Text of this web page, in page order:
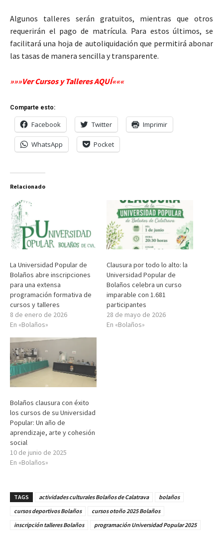
Algunos talleres serán gratuitos, mientras que otros
requerirán el pago de matrícula. Para estos últimos, se
facilitará una hoja de autoliquidación que permitirá abonar
las tasas de manera sencilla y transparente.
»»»Ver Cursos y Talleres AQUÍ«««
Comparte esto:
Facebook Twitter Imprimir
WhatsApp Pocket
Relacionado
La Universidad Popular de
Bolaños abre inscripciones
para una extensa
programación formativa de
cursos y talleres
8 de enero de 2026
En «Bolaños»
Clausura por todo lo alto: la
Universidad Popular de
Bolaños celebra un curso
imparable con 1.681
participantes
28 de mayo de 2026
En «Bolaños»
Bolaños clausura con éxito
los cursos de su Universidad
Popular: Un año de
aprendizaje, arte y cohesión
social
10 de junio de 2025
En «Bolaños»
TAGS actividades culturales Bolaños de Calatrava
bolaños
cursos deportivos Bolaños
cursos otoño 2025 Bolaños
inscripción talleres Bolaños
programación Universidad Popular 2025